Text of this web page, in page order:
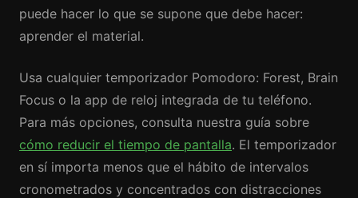
puede hacer lo que se supone que debe hacer:
aprender el material.
Usa cualquier temporizador Pomodoro: Forest, Brain
Focus o la app de reloj integrada de tu teléfono.
Para más opciones, consulta nuestra guía sobre
cómo reducir el tiempo de pantalla. El temporizador
en sí importa menos que el hábito de intervalos
cronometrados y concentrados con distracciones